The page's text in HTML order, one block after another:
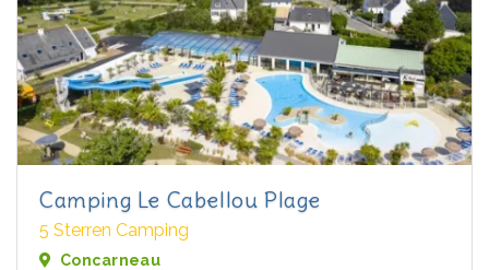
Camping Le Cabellou Plage
5 Sterren Camping
Concarneau